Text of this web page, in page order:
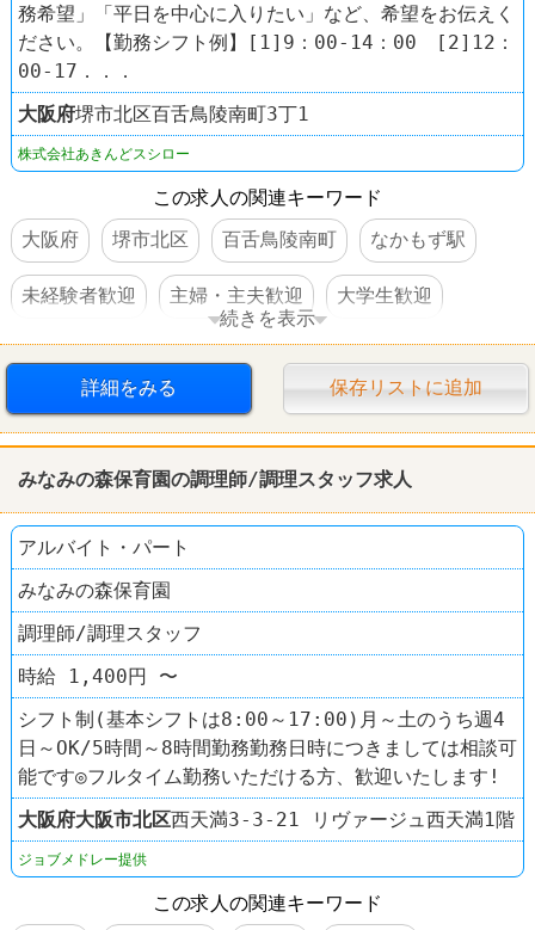
務希望」「平日を中心に入りたい」など、希望をお伝えく
ださい。【勤務シフト例】[1]9：00-14：00 [2]12：
00-17．．．
大阪府堺市北区百舌鳥陵南町3丁1
株式会社あきんどスシロー
この求人の関連キーワード
大阪府
堺市北区 百舌鳥陵南町 なかもず駅
未経験者歓迎 主婦・主夫歓迎 大学生歓迎
高校生OK 交通費支給 社員登用あり 駅チカ
60代以上活躍
続きを表示
詳細をみる 保存リストに追加
みなみの森保育園の調理師/調理スタッフ求人
アルバイト・パート
みなみの森保育園
調理師/調理スタッフ
時給 1,400円 〜
シフト制(基本シフトは8:00～17:00)月～土のうち週4
日～OK/5時間～8時間勤務勤務日時につきましては相談可
能です◎フルタイム勤務いただける方、歓迎いたします!
大阪府大阪市北区西天満3-3-21 リヴァージュ西天満1階
ジョブメドレー提供
この求人の関連キーワード